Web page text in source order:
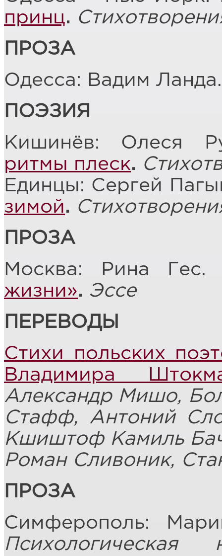
принц.
ПРОЗА
Одесса: Вадим
ПОЭЗИЯ
Кишинёв: Олеся
ритмы плеск.
Единцы: Сергей
зимой.
ПРОЗА
Москва: Рина
жизни». Эссе
ПЕРЕВОДЫ
Стихи польских
Владимира
Александр Мишо,
Стафф, Антоний
Кшиштоф Камиль
Роман Сливоник,
ПРОЗА
Симферополь: